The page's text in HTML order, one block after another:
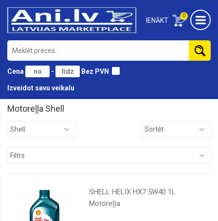
0
IENĀKT
Cena - Bez PVN
Izveidot savu veikalu
ELF
Fuchs
Motoreļļa Shell
SHELL HELIX HX7 5W40 1L
Motoreļļa